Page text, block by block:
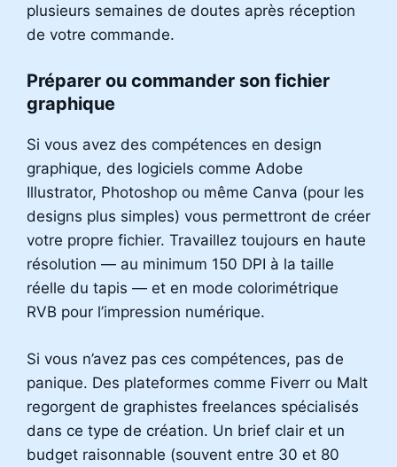
plusieurs semaines de doutes après réception
de votre commande.
Préparer ou commander son fichier
graphique
Si vous avez des compétences en design
graphique, des logiciels comme Adobe
Illustrator, Photoshop ou même Canva (pour les
designs plus simples) vous permettront de créer
votre propre fichier. Travaillez toujours en haute
résolution — au minimum 150 DPI à la taille
réelle du tapis — et en mode colorimétrique
RVB pour l’impression numérique.
Si vous n’avez pas ces compétences, pas de
panique. Des plateformes comme Fiverr ou Malt
regorgent de graphistes freelances spécialisés
dans ce type de création. Un brief clair et un
budget raisonnable (souvent entre 30 et 80